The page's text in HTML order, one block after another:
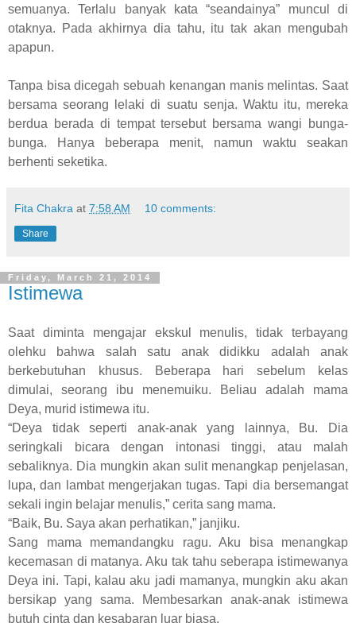
semuanya. Terlalu banyak kata “seandainya” muncul di
otaknya. Pada akhirnya dia tahu, itu tak akan mengubah
apapun.
Tanpa bisa dicegah sebuah kenangan manis melintas. Saat
bersama seorang lelaki di suatu senja. Waktu itu, mereka
berdua berada di tempat tersebut bersama wangi bunga-
bunga. Hanya beberapa menit, namun waktu seakan
berhenti seketika.
Fita Chakra at 7:58 AM 10 comments:
Share
Friday, March 21, 2014
Istimewa
Saat diminta mengajar ekskul menulis, tidak terbayang
olehku bahwa salah satu anak didikku adalah anak
berkebutuhan khusus. Beberapa hari sebelum kelas
dimulai, seorang ibu menemuiku. Beliau adalah mama
Deya, murid istimewa itu.
“Deya tidak seperti anak-anak yang lainnya, Bu. Dia
seringkali bicara dengan intonasi tinggi, atau malah
sebaliknya. Dia mungkin akan sulit menangkap penjelasan,
lupa, dan lambat mengerjakan tugas. Tapi dia bersemangat
sekali ingin belajar menulis,” cerita sang mama.
“Baik, Bu. Saya akan perhatikan,” janjiku.
Sang mama memandangku ragu. Aku bisa menangkap
kecemasan di matanya. Aku tak tahu seberapa istimewanya
Deya ini. Tapi, kalau aku jadi mamanya, mungkin aku akan
bersikap yang sama. Membesarkan anak-anak istimewa
butuh cinta dan kesabaran luar biasa.